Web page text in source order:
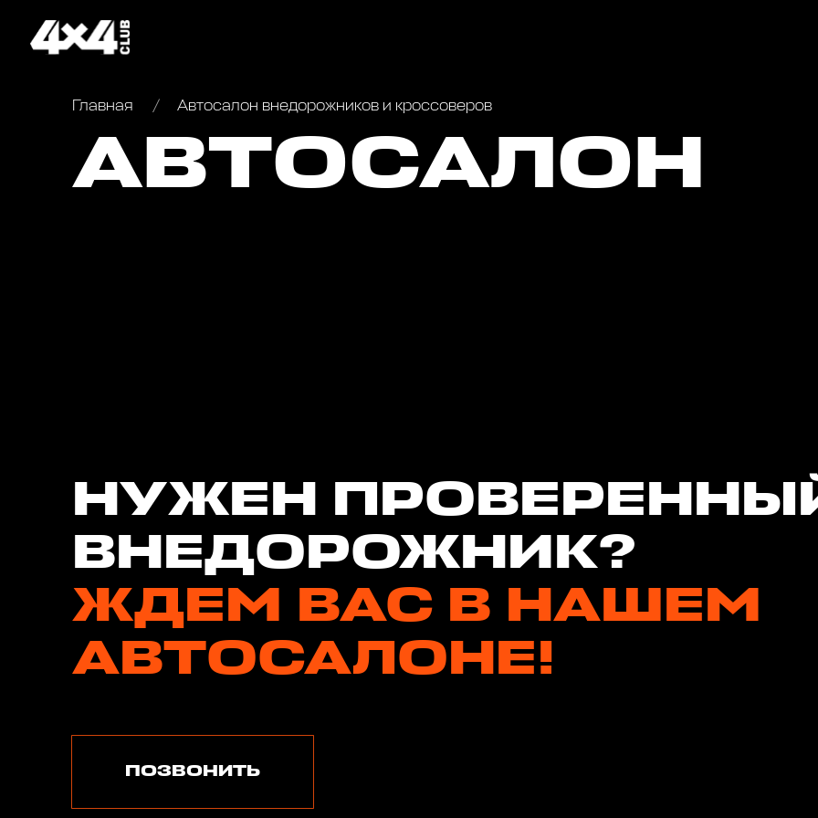
Главная Автосалон внедорожников и кроссоверов
АВТОСАЛОН
НУЖЕН
ВНЕДОРОЖНИК?
ЖДЕМ ВАС В НАШЕМ
АВТОСАЛОНЕ!
ПОЗВОНИТЬ